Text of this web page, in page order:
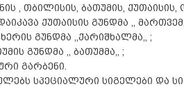
, თბილისის, ბათუმის,
ქუთაისის გუნდმა ,,
გუნდმა ,,ქარიშხალმა,, ;
გუნდმა ,, ბათუმმა,, ;
გარბენი.
სპეციალური სიგელები და